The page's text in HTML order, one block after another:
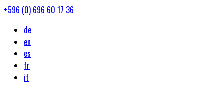
+596 (0) 696 60 17 36
de
en
es
fr
it